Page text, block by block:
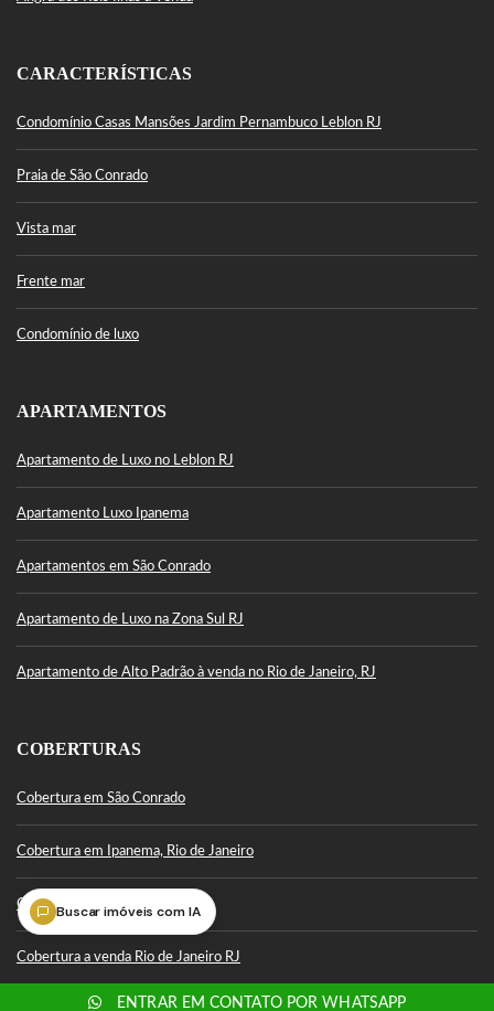
ENTRAR EM CONTATO POR WHATSAPP
CARACTERÍSTICAS
Condomínio Casas Mansões Jardim Pernambuco Leblon RJ
Praia de São Conrado
Vista mar
Frente mar
Condomínio de luxo
APARTAMENTOS
Apartamento de Luxo no Leblon RJ
Apartamento Luxo Ipanema
Apartamentos em São Conrado
Apartamento de Luxo na Zona Sul RJ
Apartamento de Alto Padrão à venda no Rio de Janeiro, RJ
COBERTURAS
Cobertura em São Conrado
Cobertura em Ipanema, Rio de Janeiro
Cobertura Leblon
Cobertura a venda Rio de Janeiro RJ
Buscar imóveis com IA